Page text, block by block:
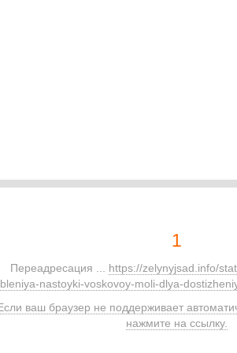
1
Переадресация ... https://zelynyjsad.info/
nastoyki-voskovoy-moli-dlya-
ваш браузер не поддерживает
нажмите на ссылку.